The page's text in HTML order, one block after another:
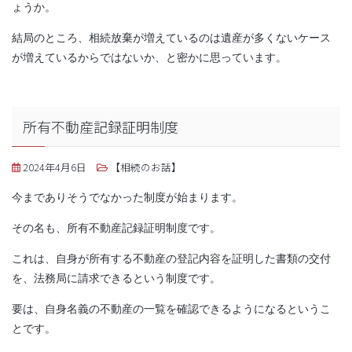
ょうか。
結局のところ、相続放棄が増えているのは遺産が多くないケース
が増えているからではないか、と密かに思っています。
所有不動産記録証明制度
2024年4月6日 【相続のお話】
今までありそうでなかった制度が始まります。
その名も、所有不動産記録証明制度です。
これは、自身が所有する不動産の登記内容を証明した書類の交付
を、法務局に請求できるという制度です。
要は、自身名義の不動産の一覧を確認できるようになるというこ
とです。